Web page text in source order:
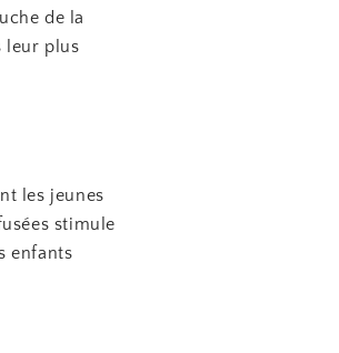
de la
leur plus
les jeunes
stimule
enfants